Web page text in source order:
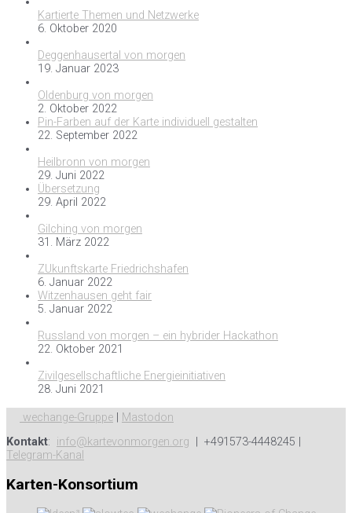
Kartierte Themen und Netzwerke
6. Oktober 2020
Deggenhausertal von morgen
19. Januar 2023
Oldenburg von morgen
2. Oktober 2022
Pin-Farben auf der Karte individuell gestalten
22. September 2022
Heilbronn von morgen
29. Juni 2022
Übersetzung
29. April 2022
Gilching von morgen
31. März 2022
ZUkunftskarte Friedrichshafen
6. Januar 2022
Witzenhausen geht fair
5. Januar 2022
Russland von morgen – ein hybrider Hackathon
22. Oktober 2021
Zivilgesellschaftliche Energieinitiativen
28. Juni 2021
wechange-Gruppe
Mastodon
Kontakt: info@kartevonmorgen.org | +491573-4448245 |
Telegram-Kanal
Karten-Konsortium